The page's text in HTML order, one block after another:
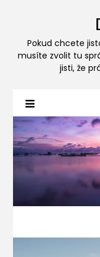
Pokud chcete
musíte zvolit tu
jisti, že